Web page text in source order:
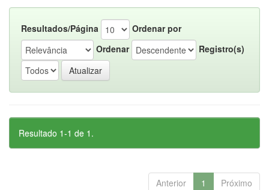
Resultados/Página
Ordenar por
Ordenar
Registro(s)
Resultado 1-1 de 1.
Anterior 1 Próximo